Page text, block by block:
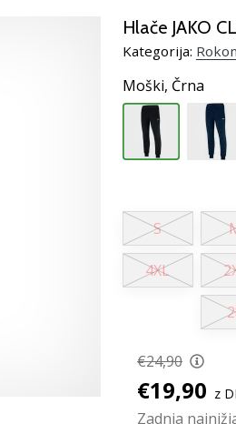
Hlače JAKO
Kategorija:
Moški, Črna
S
4XL
€24,90
€19,90 z
Zadnja